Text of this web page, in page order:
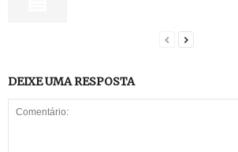
DEIXE UMA RESPOSTA